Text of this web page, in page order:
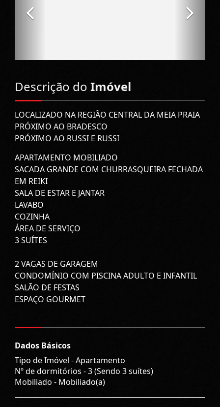
Descrição do Imóvel
LOCALIZADO NA REGIÃO CENTRAL DA MEIA PRAIA
PRÓXIMO AO BRADESCO
PRÓXIMO AO RUSSI E RUSSI
APARTAMENTO MOBILIADO
SACADA GRANDE COM CHURRASQUEIRA FECHADA
EM REIKI
SALA DE ESTAR E JANTAR
LAVABO
COZINHA
ÁREA DE SERVIÇO
3 SUÍTES
2 VAGAS DE GARAGEM
CONDOMÍNIO COM PISCINA ADULTO E INFANTIL
SALÃO DE FESTAS
ESPAÇO GOURMET
Dados Básicos
Tipo de Imóvel - Apartamento
Nº de dormitórios - 3 (Sendo 3 suítes)
Mobiliado - Mobiliado(a)